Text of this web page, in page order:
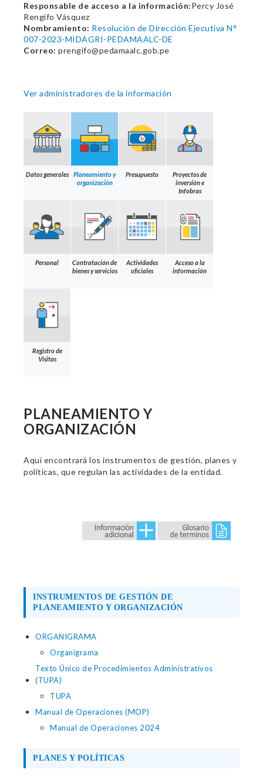
Responsable de acceso a la información:Percy José
Rengifo Vásquez
Nombramiento: Resolución de Dirección Ejecutiva N°
007-2023-MIDAGRI-PEDAMAALC-DE
Correo: prengifo@pedamaalc.gob.pe
Ver administradores de la información
Datos generales
Planeamiento y
organización
Presupuesto
Proyectos de
inversión e
Infobras
Personal
Contratación de
bienes y servicios
Actividades
oficiales
Acceso a la
información
Registro de
Visitas
PLANEAMIENTO Y
ORGANIZACIÓN
Aquí encontrará los instrumentos de gestión, planes y
políticas, que regulan las actividades de la entidad.
INSTRUMENTOS DE GESTIÓN DE
PLANEAMIENTO Y ORGANIZACIÓN
ORGANIGRAMA
Organigrama
Texto Único de Procedimientos Administrativos
(TUPA)
TUPA
Manual de Operaciones (MOP)
Manual de Operaciones 2024
PLANES Y POLÍTICAS